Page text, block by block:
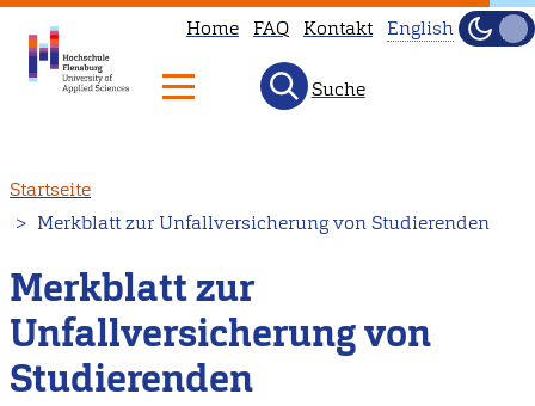
zum
Inhalt
Home FAQ Kontakt
available
Head
English
Hell
Suche
Startseite
Merkblatt zur Unfallversicherung von Studierenden
Merkblatt zur
Unfallversicherung von
Studierenden